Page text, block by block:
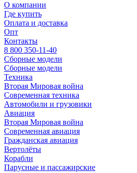
О компании
Где купить
Оплата и доставка
Опт
Контакты
8 800 350-11-40
Сборные модели
Сборные модели
Техника
Вторая Мировая война
Современная техника
Автомобили и грузовики
Авиация
Вторая Мировая война
Современная авиация
Гражданская авиация
Вертолёты
Корабли
Парусные и пассажирские